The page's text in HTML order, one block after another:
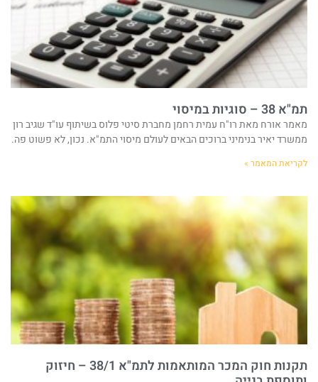
תמ"א 38 – סוגיות במיסוי
מאמר אורח מאת רו"ח עמית רחמן מחברת סיטי פלוס בשיתוף עו"ד שגיב רון
ממשרד יאיר בנימיני ברוכים הבאים לעולם מיסוי התמ"א. נכון, לא פשוט פה.
לקריאת המאמר »
תקנות חוק המכר המותאמות לתמ"א 38/1 – חיזוק